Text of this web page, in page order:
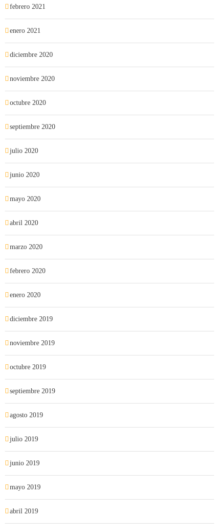
febrero 2021
enero 2021
diciembre 2020
noviembre 2020
octubre 2020
septiembre 2020
julio 2020
junio 2020
mayo 2020
abril 2020
marzo 2020
febrero 2020
enero 2020
diciembre 2019
noviembre 2019
octubre 2019
septiembre 2019
agosto 2019
julio 2019
junio 2019
mayo 2019
abril 2019